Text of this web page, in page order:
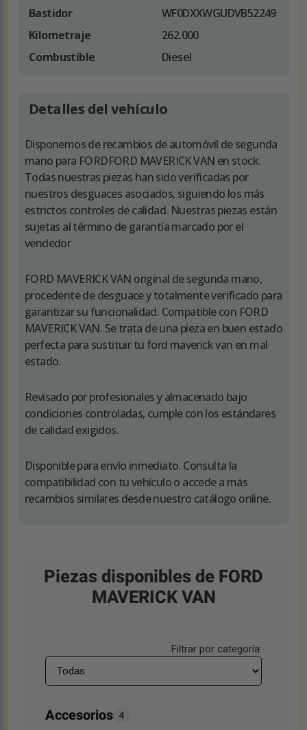
Bastidor
WF0DXXWGUDVB52249
Kilometraje
262.000
Combustible
Diesel
Detalles del vehículo
Disponemos de recambios de automóvil de segunda
mano para FORDFORD MAVERICK VAN en stock.
Todas nuestras piezas han sido verificadas por
nuestros desguaces asociados, siguiendo los más
estrictos controles de calidad. Nuestras piezas están
sujetas al término de garantía marcado por el
vendedor
FORD MAVERICK VAN original de segunda mano,
procedente de desguace y totalmente verificado para
garantizar su funcionalidad. Compatible con FORD
MAVERICK VAN. Se trata de una pieza en buen estado
perfecta para sustituir tu ford maverick van en mal
estado.
Revisado por profesionales y almacenado bajo
condiciones controladas, cumple con los estándares
de calidad exigidos.
Disponible para envío inmediato. Consulta la
compatibilidad con tu vehículo o accede a más
recambios similares desde nuestro catálogo online.
Piezas disponibles de FORD
MAVERICK VAN
Filtrar por categoría:
Accesorios 4